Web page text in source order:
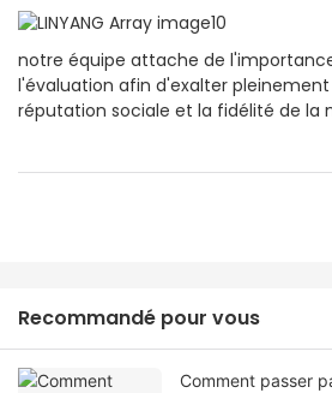
notre équipe attache de
l'évaluation afin d'exalter
réputation sociale et la fidélité de la
Recommandé pour vous
Comment passer